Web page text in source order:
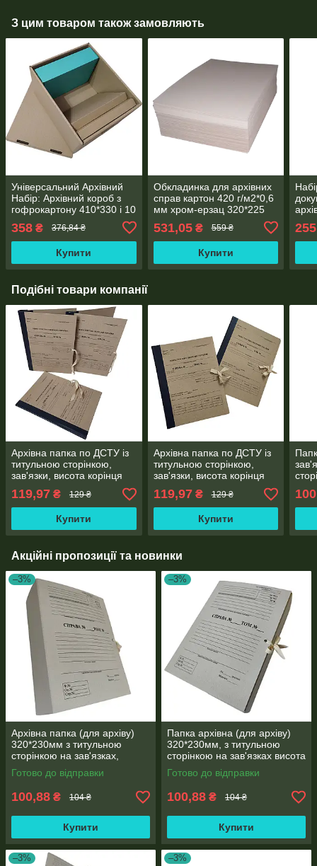
З цим товаром також замовляють
Універсальний Архівний
Набір: Архівний короб з
гофрокартону 410*330 і 10
40 мм
358 ₴ 376,84 ₴
Купити
Обкладинка для архівних
справ картон 420 г/м2*0,6
мм хром-ерзац 320*225
531,05₴ 559 ₴
Купити
255
Подібні товари компанії
Архівна папка по ДСТУ із
титульною сторінкою,
зав'язки, висота корінця
20 мм (бумвініл), ф. А4
119,97 ₴ 129 ₴
Купити
Архівна папка по ДСТУ із
титульною сторінкою,
зав'язки, висота корінця
40 мм (бумвініл), ф. А4
119,97₴ 129 ₴
Купити
Акційні пропозиції та новинки
–3%
Архівна папка (для архіву)
320*230мм з титульною
сторінкою на зав'язках,
корінець 20 мм
Готово до відправки
100,88 ₴ 104 ₴
Купити
–3%
Папка архівна (для архіву)
320*230мм, з титульною
сторінкою на зав'язках висота
корінця 20 мм
Готово до відправки
100,88 ₴ 104 ₴
Купити
–3% –3%